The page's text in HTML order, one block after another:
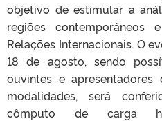
objetivo de estimular a
regiões
Relações Internacionais. O
18 de agosto, sendo
ouvintes e apresentadores
modalidades, será
cômputo de carga